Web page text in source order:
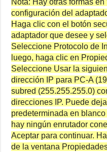
Nota: Hay otras formas
configuración del
Haga clic con el botón
adaptador que desee y
Seleccione Protocolo de
luego, haga clic en
Seleccione Usar la
dirección IP para PC-A
subred (255.255.255.0)
direcciones IP. Puede
predeterminada en
hay ningún enrutador
Aceptar para continuar.
de la ventana